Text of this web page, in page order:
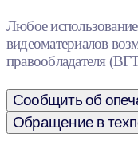
Любое
видеоматериалов
правообладателя
Сообщить об
Обращение в